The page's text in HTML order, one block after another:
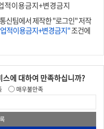
신팀에서 제작한 "로그인" 저작
적이용금지+변경금지"조건에
에 대하여 만족하십니까?
매우불만족